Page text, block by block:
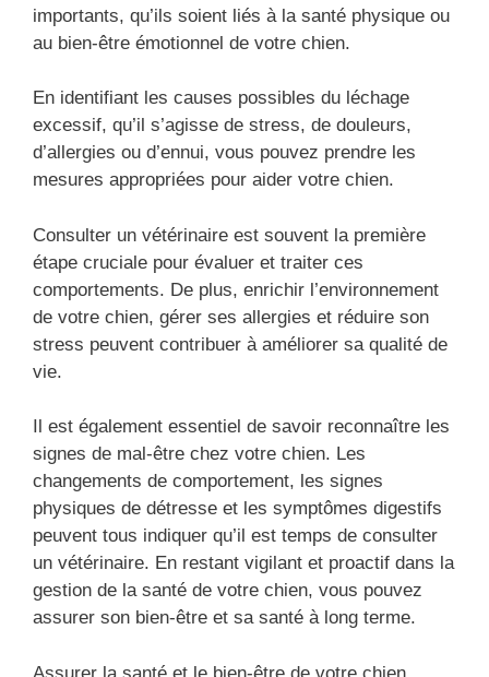
importants, qu’ils soient liés à la santé physique ou
au bien-être émotionnel de votre chien.
En identifiant les causes possibles du léchage
excessif, qu’il s’agisse de stress, de douleurs,
d’allergies ou d’ennui, vous pouvez prendre les
mesures appropriées pour aider votre chien.
Consulter un vétérinaire est souvent la première
étape cruciale pour évaluer et traiter ces
comportements. De plus, enrichir l’environnement
de votre chien, gérer ses allergies et réduire son
stress peuvent contribuer à améliorer sa qualité de
vie.
Il est également essentiel de savoir reconnaître les
signes de mal-être chez votre chien. Les
changements de comportement, les signes
physiques de détresse et les symptômes digestifs
peuvent tous indiquer qu’il est temps de consulter
un vétérinaire. En restant vigilant et proactif dans la
gestion de la santé de votre chien, vous pouvez
assurer son bien-être et sa santé à long terme.